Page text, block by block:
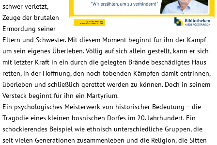
schwer verletzt,
Zeuge der brutalen
Ermordung seiner
Eltern und Schwester. Mit diesem Moment beginnt für ihn der Kampf
um sein eigenes Überleben. Völlig auf sich allein gestellt, kann er sich
mit letzter Kraft in ein durch die gelegten Brände beschädigtes Haus
retten, in der Hoffnung, den noch tobenden Kämpfen damit entrinnen,
überleben und schließlich gerettet werden zu können. Doch in seinem
Versteck beginnt für ihn ein Martyrium.
Ein psychologisches Meisterwerk von historischer Bedeutung – die
Tragödie eines kleinen bosnischen Dorfes im 20. Jahrhundert. Ein
schockierendes Beispiel wie ethnisch unterschiedliche Gruppen, die
seit vielen Generationen zusammenleben und die Religion, die Sitten